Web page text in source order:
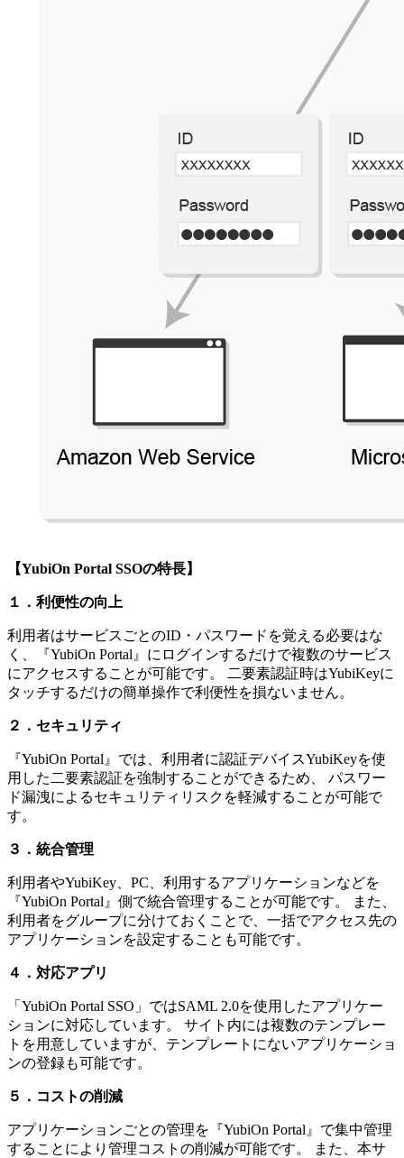
【YubiOn Portal SSOの特長】
１．利便性の向上
利用者はサービスごとのID・パスワードを覚える必要はな
く、『YubiOn Portal』にログインするだけで複数のサービス
にアクセスすることが可能です。 二要素認証時はYubiKeyに
タッチするだけの簡単操作で利便性を損ないません。
２．セキュリティ
『YubiOn Portal』では、利用者に認証デバイスYubiKeyを使
用した二要素認証を強制することができるため、 パスワー
ド漏洩によるセキュリティリスクを軽減することが可能で
す。
３．統合管理
利用者やYubiKey、PC、利用するアプリケーションなどを
『YubiOn Portal』側で統合管理することが可能です。 また、
利用者をグループに分けておくことで、一括でアクセス先の
アプリケーションを設定することも可能です。
４．対応アプリ
「YubiOn Portal SSO」ではSAML 2.0を使用したアプリケー
ションに対応しています。 サイト内には複数のテンプレー
トを用意していますが、テンプレートにないアプリケーショ
ンの登録も可能です。
５．コストの削減
アプリケーションごとの管理を『YubiOn Portal』で集中管理
することにより管理コストの削減が可能です。 また、本サ